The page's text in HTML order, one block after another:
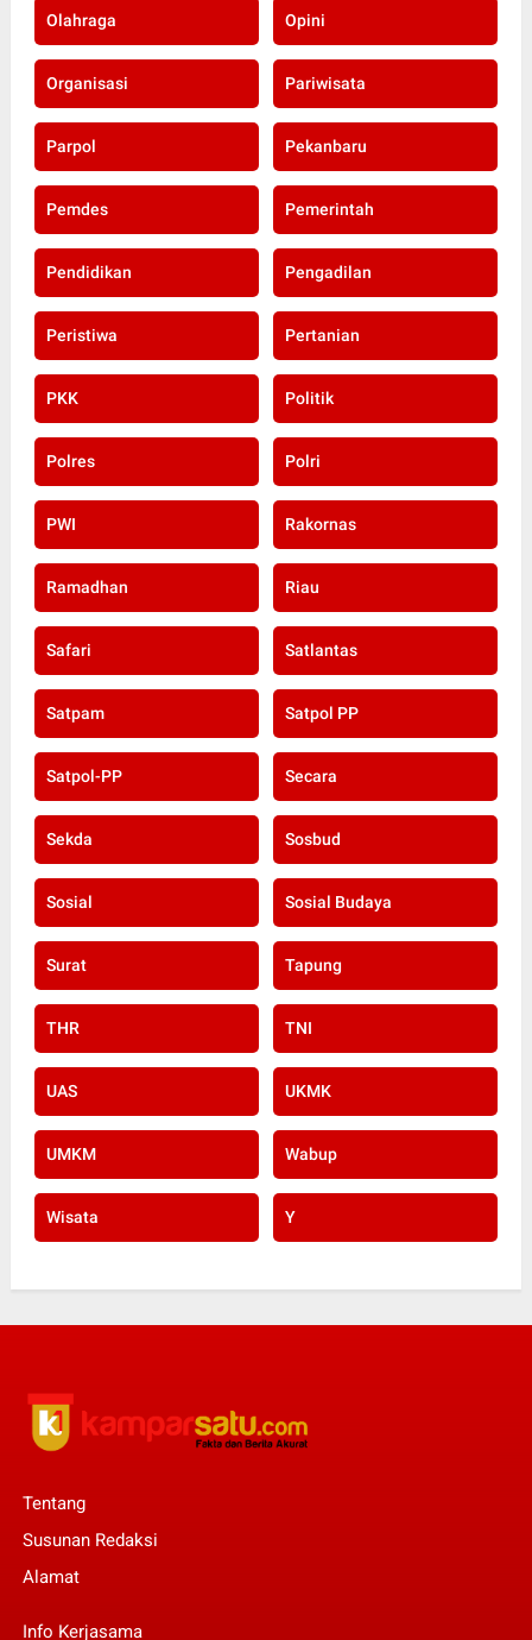
Olahraga Opini
Organisasi Pariwisata
Parpol Pekanbaru
Pemdes Pemerintah
Pendidikan Pengadilan
Peristiwa Pertanian
PKK Politik
Polres Polri
PWI Rakornas
Ramadhan Riau
Safari Satlantas
Satpam Satpol PP
Satpol-PP Secara
Sekda Sosbud
Sosial Sosial Budaya
Surat Tapung
THR TNI
UAS UKMK
UMKM Wabup
Wisata Y
Tentang
Susunan Redaksi
Alamat
Info Kerjasama